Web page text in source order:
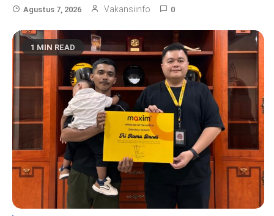
Agustus 7, 2026 Vakansiinfo 0
1 MIN READ